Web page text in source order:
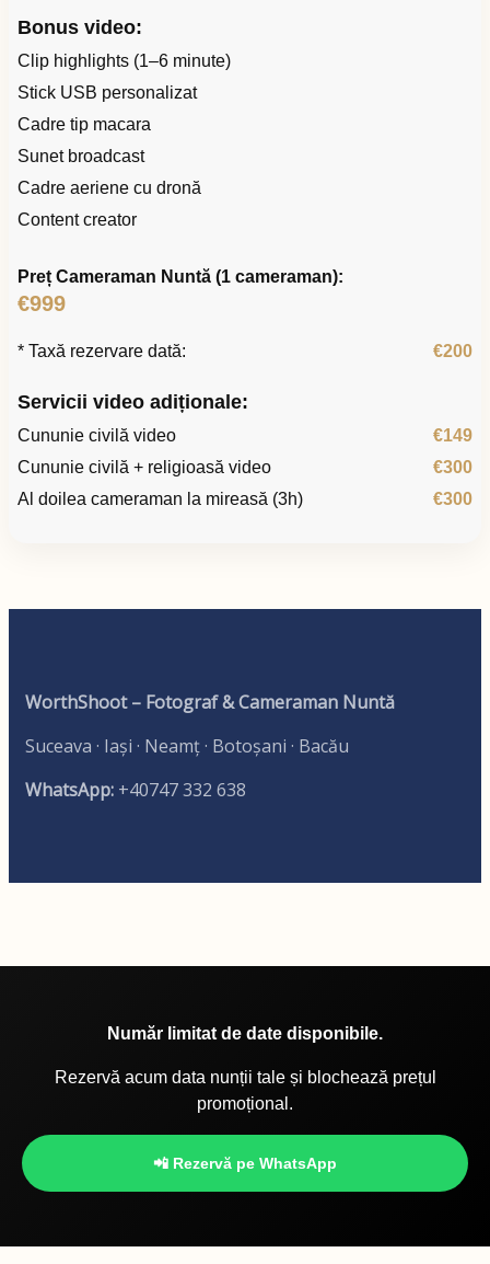
Bonus video:
Clip highlights (1–6 minute)
Stick USB personalizat
Cadre tip macara
Sunet broadcast
Cadre aeriene cu dronă
Content creator
Preț Cameraman Nuntă (1 cameraman):
€999
* Taxă rezervare dată: €200
Servicii video adiționale:
Cununie civilă video
€149
Cununie civilă + religioasă video
€300
Al doilea cameraman la mireasă (3h)
€300
WorthShoot – Fotograf & Cameraman Nuntă
Suceava · Iași · Neamț · Botoșani · Bacău
WhatsApp: +40747 332 638
Număr limitat de date disponibile.
Rezervă acum data nunții tale și blochează prețul
promoțional.
📲 Rezervă pe WhatsApp